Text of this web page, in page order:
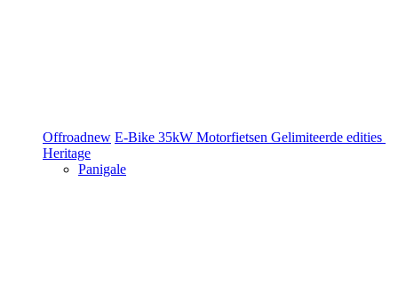
Offroadnew E-Bike 35kW Motorfietsen Gelimiteerde edities
Heritage
Panigale